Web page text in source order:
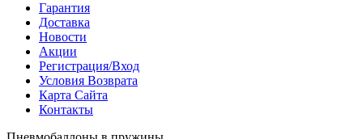
Гарантия
Доставка
Новости
Акции
Регистрация/Вход
Условия Возврата
Карта Сайта
Контакты